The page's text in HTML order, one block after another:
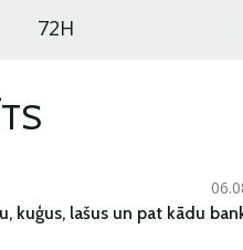
72H
kuģus, lašus un pat kādu